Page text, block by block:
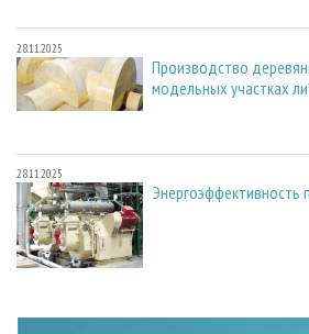
28.11.2025
Производство
модельных участках
28.11.2025
Энергоэффективность